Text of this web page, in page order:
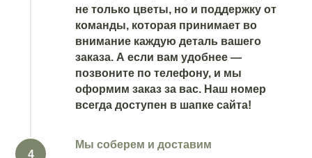
не только цветы, но и поддержку от
команды, которая принимает во
внимание каждую деталь вашего
заказа. А если вам удобнее —
позвоните по телефону, и мы
оформим заказ за вас. Наш номер
всегда доступен в шапке сайта!
Мы соберем и доставим